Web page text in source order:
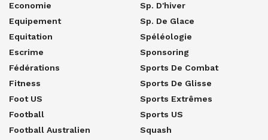
Economie
Equipement
Equitation
Escrime
Fédérations
Fitness
Foot US
Football
Football Australien
Sp. D'hiver
Sp. De Glace
Spéléologie
Sponsoring
Sports De Combat
Sports De Glisse
Sports Extrêmes
Sports US
Squash